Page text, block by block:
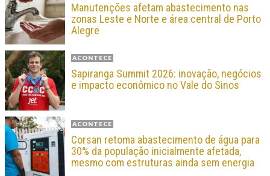
Manutenções afetam abastecimento nas
zonas Leste e Norte e área central de Porto
Alegre
ACONTECE
Sapiranga Summit 2026: inovação, negócios
e impacto econômico no Vale do Sinos
ACONTECE
Corsan retoma abastecimento de água para
30% da população inicialmente afetada,
mesmo com estruturas ainda sem energia